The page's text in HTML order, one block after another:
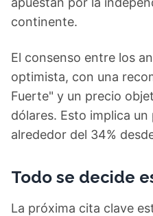
continente.
El consenso entre los
optimista, con una
Fuerte" y un precio
dólares. Esto implica
alrededor del 34%
Todo se decide
La próxima cita clave